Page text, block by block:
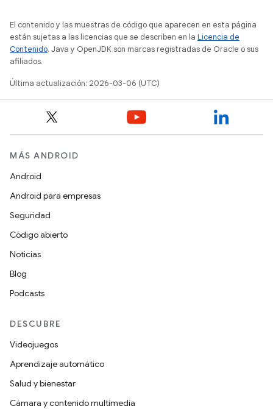
El contenido y las muestras de código que aparecen en esta página
están sujetas a las licencias que se describen en la Licencia de
Contenido. Java y OpenJDK son marcas registradas de Oracle o sus
afiliados.
Última actualización: 2026-03-06 (UTC)
MÁS ANDROID
Android
Android para empresas
Seguridad
Código abierto
Noticias
Blog
Podcasts
DESCUBRE
Videojuegos
Aprendizaje automático
Salud y bienestar
Cámara y contenido multimedia